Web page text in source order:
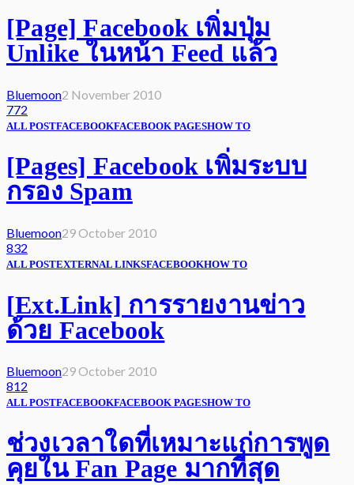
[Page] Facebook เพิ่มปุ่ม
Unlike ในหน้า Feed แล้ว
Bluemoon2 November 2010
772
ALL POSTFACEBOOKFACEBOOK PAGESHOW TO
[Pages] Facebook เพิ่มระบบ
กรอง Spam
Bluemoon29 October 2010
832
ALL POSTEXTERNAL LINKSFACEBOOKHOW TO
[Ext.Link] การรายงานข่าว
ด้วย Facebook
Bluemoon29 October 2010
812
ALL POSTFACEBOOKFACEBOOK PAGESHOW TO
ช่วงเวลาใดที่เหมาะแก่การพูด
คุยใน Fan Page มากที่สุด